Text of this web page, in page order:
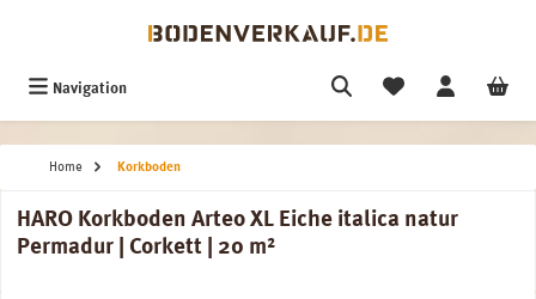
Navigation
Home Korkboden
HARO Korkboden Arteo XL Eiche italica natur
Permadur | Corkett | 20 m²